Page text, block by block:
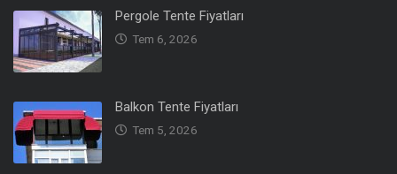
Pergole Tente Fiyatları
Tem 6, 2026
Balkon Tente Fiyatları
Tem 5, 2026